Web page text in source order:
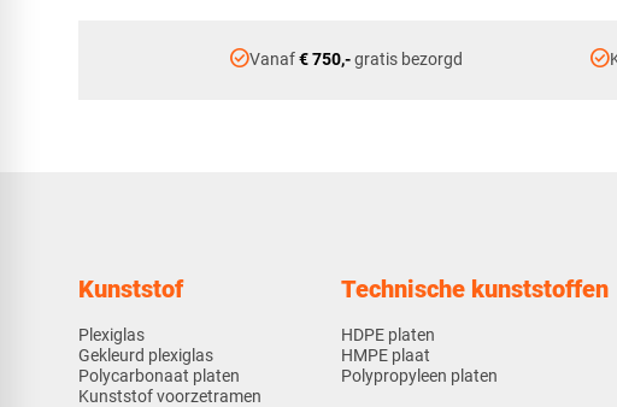
check_circleVanaf€ 750,-gratis bezorgd check_circle
Kunststof
Plexiglas
Gekleurd plexiglas
Polycarbonaat platen
Kunststof voorzetramen
Technische kunststoffen
HDPE platen
HMPE plaat
Polypropyleen platen